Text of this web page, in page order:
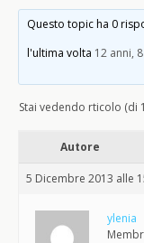
Questo topic ha 0
l'ultima volta 12 anni,
Stai vedendo rticolo (di
Autore
5 Dicembre 2013 alle
ylenia